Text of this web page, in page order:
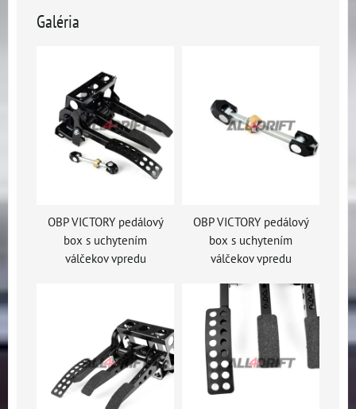
Galéria
OBP VICTORY pedálový
box s uchytením
válčekov vpredu
OBP VICTORY pedálový
box s uchytením
válčekov vpredu